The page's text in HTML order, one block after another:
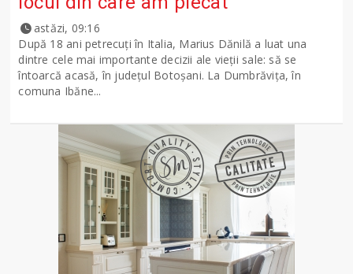
astăzi, 09:16
După 18 ani petrecuți în Italia, Marius Dănilă a luat una
dintre cele mai importante decizii ale vieții sale: să se
întoarcă acasă, în județul Botoșani. La Dumbrăvița, în
comuna Ibăne...